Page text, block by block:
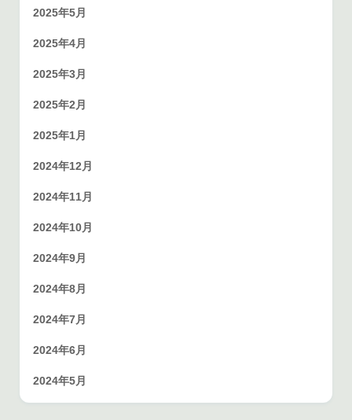
2025年5月
2025年4月
2025年3月
2025年2月
2025年1月
2024年12月
2024年11月
2024年10月
2024年9月
2024年8月
2024年7月
2024年6月
2024年5月